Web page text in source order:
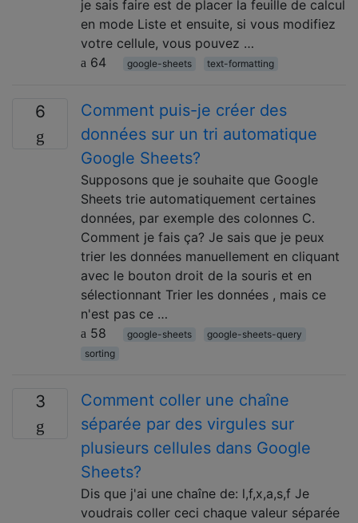
je sais faire est de placer la feuille de calcul
en mode Liste et ensuite, si vous modifiez
votre cellule, vous pouvez …
64
google-sheets text-formatting
6
Comment puis-je créer des
données sur un tri automatique
Google Sheets?
Supposons que je souhaite que Google
Sheets trie automatiquement certaines
données, par exemple des colonnes C.
Comment je fais ça? Je sais que je peux
trier les données manuellement en cliquant
avec le bouton droit de la souris et en
sélectionnant Trier les données , mais ce
n'est pas ce …
58
google-sheets
google-sheets-query
sorting
3
Comment coller une chaîne
séparée par des virgules sur
plusieurs cellules dans Google
Sheets?
Dis que j'ai une chaîne de: l,f,x,a,s,f Je
voudrais coller ceci chaque valeur séparée